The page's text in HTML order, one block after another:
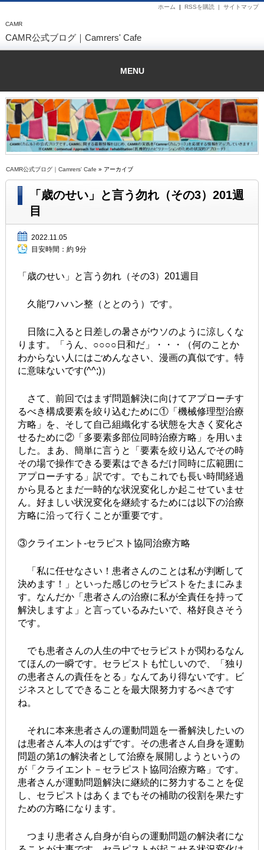
CAMR
サイトマップ
RSSを購読 |
ホーム |
CAMR公式ブログ｜Camrers' Cafe
MENU
CAMR公式ブログ｜Camrers' Cafe » アーカイブ
「歳のせい」と言う勿れ（その3）201週
目
2022.11.05
目安時間： 約 9分
「歳のせい」と言う勿れ（その3）201週目
久能ワハハン整（ととのう）です。
日陰に入ると日差しの暑さがウソのように涼しくな
ります。「うん、○○○○日和だ」・・・（何のことか
わからない人にはごめんなさい、漫画の真似です。特
に意味ないです(^^;)）
さて、前回ではまず問題解決に向けてアプローチす
るべき構成要素を絞り込むために①「機械修理型治療
方略」を、そして自己組織化する状態を大きく変化さ
せるために②「多要素多部位同時治療方略」を用いま
した。まあ、簡単に言うと「要素を絞り込んでその時
その場で操作できる要素はできるだけ同時に広範囲に
アプローチする」訳です。でもこれでも長い時間経過
から見るとまだ一時的な状況変化しか起こせていませ
ん。好ましい状況変化を継続するためには以下の治療
方略に沿って行くことが重要です。
③クライエント-セラピスト協同治療方略
「私に任せなさい！患者さんのことは私が判断して
決めます！」といった感じのセラピストをたまにみま
す。なんだか「患者さんの治療に私が全責任を持って
解決しますよ」と言っているみたいで、格好良さそう
です。
でも患者さんの人生の中でセラピストが関わるなん
てほんの一瞬です。セラピストも忙しいので、「独り
の患者さんの責任をとる」なんてあり得ないです。ビ
ジネスとしてできることを最大限努力するべきです
ね。
それに本来患者さんの運動問題を一番解決したいの
は患者さん本人のはずです。その患者さん自身を運動
問題の第1の解決者として治療を展開しようというの
が「クライエント－セラピスト協同治療方略」です。
患者さんが運動問題解決に継続的に努力することを促
し、セラピストはあくまでもその補助の役割を果たす
ための方略になります。
つまり患者さん自身が自らの運動問題の解決者にな